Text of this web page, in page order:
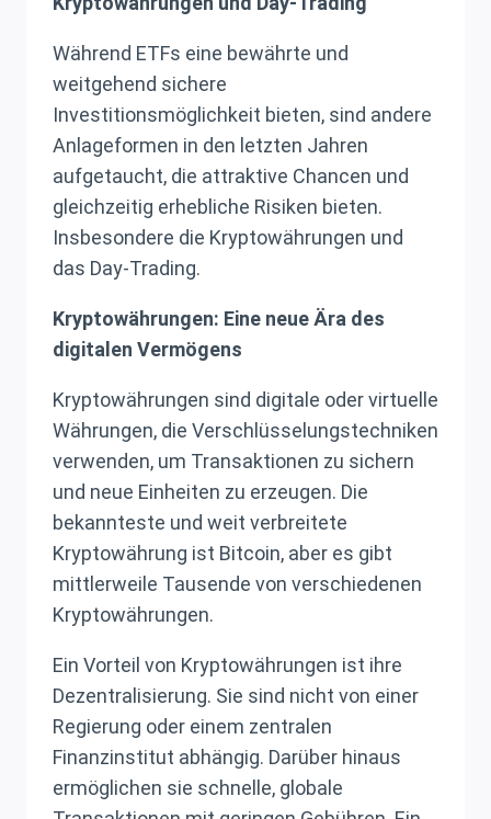
Während ETFs eine bewährte und
weitgehend sichere
Investitionsmöglichkeit bieten, sind andere
Anlageformen in den letzten Jahren
aufgetaucht, die attraktive Chancen und
gleichzeitig erhebliche Risiken bieten.
Insbesondere die Kryptowährungen und
das Day-Trading.
Kryptowährungen: Eine neue Ära des
digitalen Vermögens
Kryptowährungen sind digitale oder virtuelle
Währungen, die Verschlüsselungstechniken
verwenden, um Transaktionen zu sichern
und neue Einheiten zu erzeugen. Die
bekannteste und weit verbreitete
Kryptowährung ist Bitcoin, aber es gibt
mittlerweile Tausende von verschiedenen
Kryptowährungen.
Ein Vorteil von Kryptowährungen ist ihre
Dezentralisierung. Sie sind nicht von einer
Regierung oder einem zentralen
Finanzinstitut abhängig. Darüber hinaus
ermöglichen sie schnelle, globale